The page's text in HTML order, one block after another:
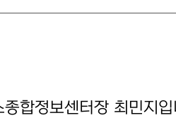
정보센터 홈페이지를 찾아주셔서
합정보센터장 최민지입